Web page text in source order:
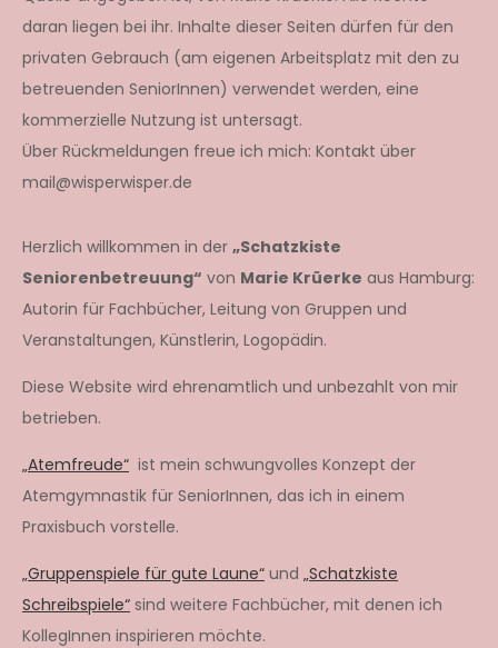
daran liegen bei ihr. Inhalte dieser Seiten dürfen für den
privaten Gebrauch (am eigenen Arbeitsplatz mit den zu
betreuenden SeniorInnen) verwendet werden, eine
kommerzielle Nutzung ist untersagt.
Über Rückmeldungen freue ich mich: Kontakt über
mail@wisperwisper.de
Herzlich willkommen in der „Schatzkiste
Seniorenbetreuung“ von Marie Krüerke aus Hamburg:
Autorin für Fachbücher, Leitung von Gruppen und
Veranstaltungen, Künstlerin, Logopädin.
Diese Website wird ehrenamtlich und unbezahlt von mir
betrieben.
„Atemfreude“ ist mein schwungvolles Konzept der
Atemgymnastik für SeniorInnen, das ich in einem
Praxisbuch vorstelle.
„Gruppenspiele für gute Laune“ und „Schatzkiste
Schreibspiele“ sind weitere Fachbücher, mit denen ich
KollegInnen inspirieren möchte.